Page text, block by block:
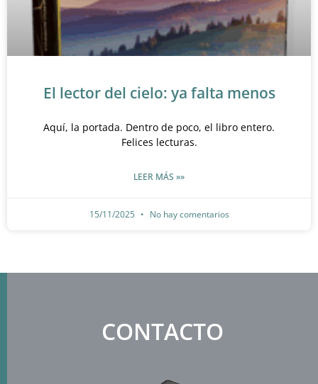
El lector del cielo: ya falta menos
Aquí, la portada. Dentro de poco, el libro entero.
Felices lecturas.
LEER MÁS »»
15/11/2025 No hay comentarios
CONTACTO